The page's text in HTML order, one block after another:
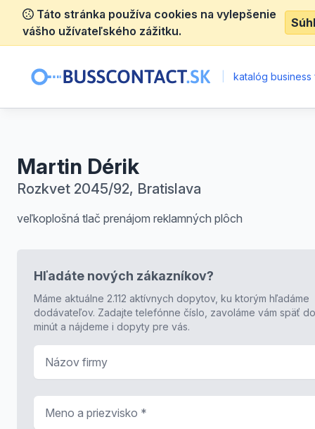
Táto stránka používa cookies na vylepšenie
vášho užívateľského zážitku.
katalóg business
Martin Dérik
Rozkvet 2045/92, Bratislava
veľkoplošná tlač prenájom reklamných plôch
Hľadáte nových zákazníkov?
Máme aktuálne 2.112 aktívnych dopytov, ku ktorým hľadáme
dodávateľov. Zadajte telefónne číslo, zavoláme vám späť
minút a nájdeme i dopyty pre vás.